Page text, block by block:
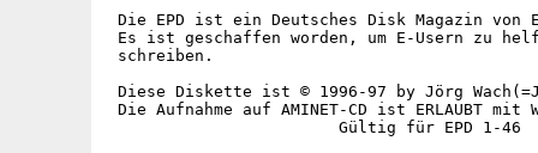
Die EPD ist ein Deutsches Disk Magazin von
Es ist geschaffen worden, um E-Usern zu
schreiben.
Diese Diskette ist © 1996-97 by Jörg
Die Aufnahme auf AMINET-CD ist ERLAUBT mit
                        Gültig für EPD 1-46